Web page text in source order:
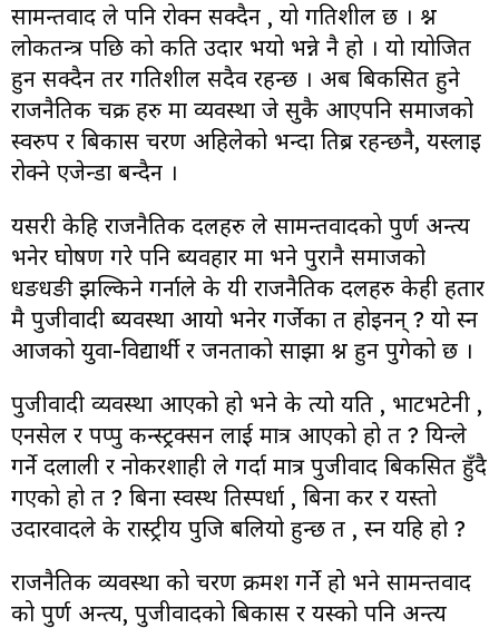
सामन्तवाद ले पनि रोक्न सक्दैन , यो गतिशील छ । प्रश्न
लोकतन्त्र पछि को कति उदार भयो भन्ने नै हो । यो प्रायोजित
हुन सक्दैन तर प्रगतिशील सदैव रहन्छ । अब बिकसित हुने
राजनैतिक चक्र हरु मा व्यवस्था जे सुकै आएपनि समाजको
स्वरुप र बिकास चरण अहिलेको भन्दा तिब्र रहन्छनै, यस्लाइ
रोक्ने एजेन्डा बन्दैन ।
यसरी केहि राजनैतिक दलहरु ले सामन्तवादको पुर्ण अन्त्य
भनेर घोषण गरे पनि ब्यवहार मा भने पुरानै समाजको
धङधङी झल्किने गर्नाले के यी राजनैतिक दलहरु केही हतार
मै पुजीवादी ब्यवस्था आयो भनेर गर्जेका त होइनन् ? यो प्रस्न
आजको युवा-विद्यार्थी र जनताको साझा प्रश्न हुन पुगेको छ ।
पुजीवादी व्यवस्था आएको हो भने के त्यो यति , भाटभटेनी ,
एनसेल र पप्पु कन्स्ट्रक्सन लाई मात्र आएको हो त ? यिन्ले
गर्ने दलाली र नोकरशाही ले गर्दा मात्र पुजीवाद बिकसित हुँदै
गएको हो त ? बिना स्वस्थ प्रतिस्पर्धा , बिना कर र यस्तो
उदारवादले के रास्ट्रीय पुजि बलियो हुन्छ त , प्रस्न यहि हो ?
राजनैतिक व्यवस्था को चरण क्रमश गर्ने हो भने सामन्तवाद
को पुर्ण अन्त्य, पुजीवादको बिकास र यस्को पनि अन्त्य